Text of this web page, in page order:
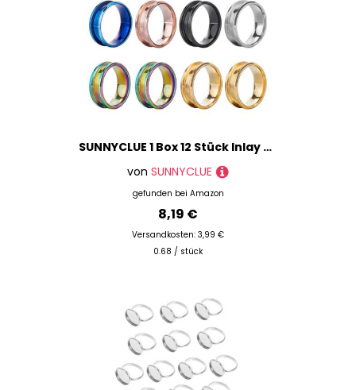
SUNNYCLUE 1 Box 12 Stück Inlay Ringrohlinge Edelstahl Ringrohlinge Größe 8 gerillter Ringkern Schwarz Blau Roségold Runde Leere Ringe Inlay Ring Basisrohlinge Für Schmuckherstellungssets Männer Frauen
von SUNNYCLUE
gefunden bei Amazon
8,19 €
Versandkosten: 3,99 €
0.68 / stück